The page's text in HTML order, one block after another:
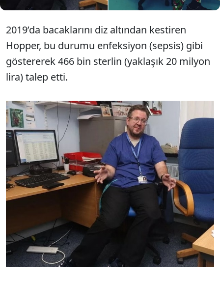
2019’da bacaklarını diz altından kestiren
Hopper, bu durumu enfeksiyon (sepsis) gibi
göstererek 466 bin sterlin (yaklaşık 20 milyon
lira) talep etti.